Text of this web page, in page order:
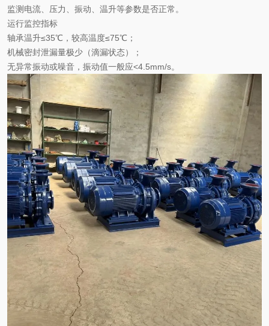
监测电流、压力、振动、温升等参数是否正常。
运行监控指标
轴承温升≤35℃， 较高温度≤75℃；
机械密封泄漏量极少（滴漏状态）；
无异常振动或噪音，振动值一般应<4.5mm/s。